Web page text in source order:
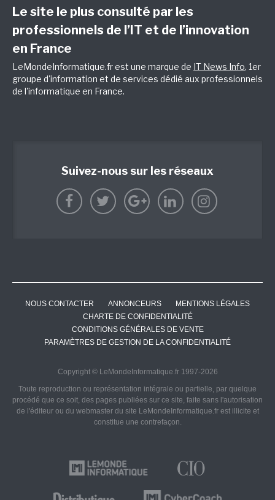
Le site le plus consulté par les
professionnels de l’IT et de l’innovation
en France
LeMondeInformatique.fr est une marque de IT News Info, 1er
groupe d'information et de services dédié aux professionnels
de l'informatique en France.
Suivez-nous sur les réseaux
NOUS CONTACTER ANNONCEURS
MENTIONS LÉGALES
CHARTE DE CONFIDENTIALITÉ
CONDITIONS GÉNÉRALES DE VENTE
PARAMÈTRES DE GESTION DE LA CONFIDENTIALITÉ
Copyright © LeMondeInformatique.fr 1997-2026
Toute reproduction ou représentation intégrale ou partielle, par quelque
procédé que ce soit, des pages publiées sur ce site, faite sans l'autorisation
de l'éditeur ou du webmaster du site LeMondeInformatique.fr est illicite et
constitue une contrefaçon.